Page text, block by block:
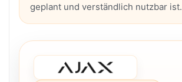
geplant und verständlich nutzbar ist.